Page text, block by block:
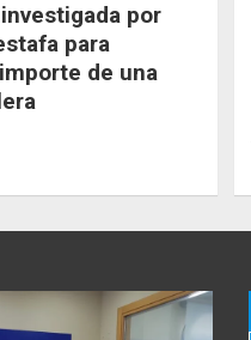
por
para
de una